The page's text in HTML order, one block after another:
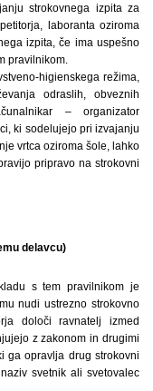
strokovnega izpita za
laboranta oziroma
izpita, če ima uspešno
pravilnikom.
higienskega režima,
odraslih, obveznih
– organizator
ki sodelujejo pri izvajanju
vrtca oziroma šole, lahko
pripravo na strokovni
delavcu)
s tem pravilnikom je
nudi ustrezno strokovno
določi ravnatelj izmed
z zakonom in drugimi
ga opravlja drug strokovni
svetnik ali svetovalec